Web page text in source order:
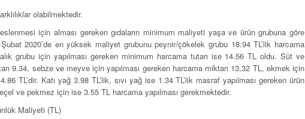
olabilmektedir.
için alması gereken gıdaların minimum maliyeti yaşa ve ürün grubuna göre
2020’de en yüksek maliyet grubunu peynir/çökelek grubu 18.94 TL’lik harcama
grubu için yapılması gereken minimum harcama tutarı ise 14.56 TL oldu. Süt ve
9.34, sebze ve meyve için yapılması gereken harcama miktarı 13,32 TL, ekmek için
TL’dir. Katı yağ 3.98 TL’lik, sıvı yağ ise 1.34 TL’lik masraf yapılması gereken ürün
ve pekmez için ise 3.55 TL harcama yapılması gerekmektedir.
Maliyeti (TL)